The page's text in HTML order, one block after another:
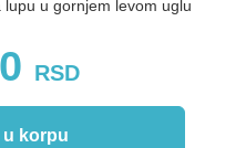
u gornjem levom uglu
RSD
u korpu